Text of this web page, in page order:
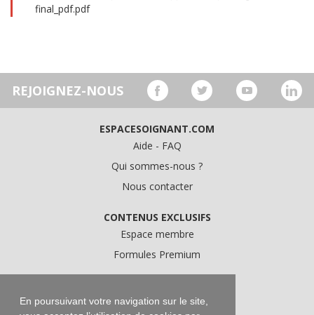
En poursuivant votre navigation sur le site,
final_pdf.pdf
REJOIGNEZ-NOUS
ESPACESOIGNANT.COM
Aide - FAQ
Qui sommes-nous ?
Nous contacter
CONTENUS EXCLUSIFS
Espace membre
Formules Premium
Conditions Générales d'Utilisation